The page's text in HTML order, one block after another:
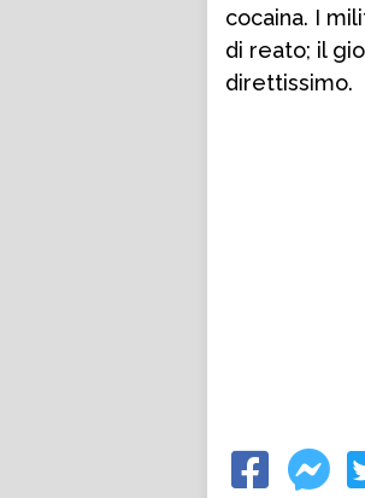
cocaina. I
di reato; il
direttissimo.